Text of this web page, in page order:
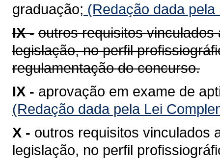
graduação; (Redação dada
IX - outros requisitos
legislação, no perfil
regulamentação do concurso.
IX - aprovação em exame de
(Redação dada pela Lei
X - outros requisitos vinculados
legislação, no perfil